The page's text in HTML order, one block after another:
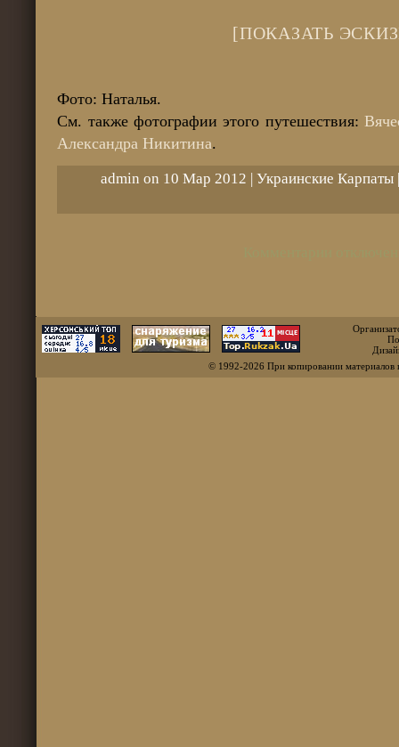
[ПОКАЗАТЬ
Фото: Наталья.
См. также фотографии этого путешествия:
Александра Никитина.
admin on 10 Мар 2012 | Украинские Карпаты
© 1992-2026 При копировании материалов